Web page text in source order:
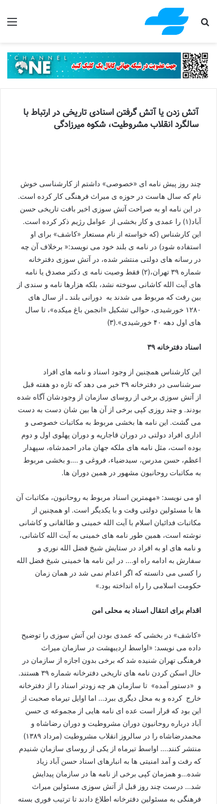
جستجو برای
آتش زدن یا آتش گرفتن اسنادی تاریخی در ارتباط با
سالگرد انقلاب مشروطیت، شکوه میرزادگی
چند روز پیش نامه ای «خصوصی» داشتم از کارشناسی خوش
نام که سال هاست در حوزه ی میراث فرهنگی کار کرده است.
در این نامه او به صراحت آتش سوزی اخیر بافت تاریخی حسن
آباد(۱) را عمدی و کار بخشی از عوامل رژیم ذکر کرده است.
این کارشناس (که خواسته از نام مستعار «کاشف» برای او
استفاده شود) در نامه ی بلند خود می نویسد:« برخلاف آن چه
در رسانه های دولتی منتشر شده، در آتش سوزی دفترخانه
شماره ۳۹ تهران،(۲) فقط وصیت نامه ی دکتر مصدق یا نامه
های آیت الله کاشانی سوخته نشد، بلکه هزارها نامه و سندی از
بین رفت که مربوط می شدند به دورانی بلند ـ از سال های
۱۲۸۰ خورشیدی، حوالی تشکیل «انجمن باغ میکده»، تا سال
های اول دهه ۴۰ خورشیدی».(۳)
اسناد دفترخانه ۳۹
این کارشناس همچنین از وجود اسناد و نامه های افراد
سرشناسی در دفترخانه ۳۹ خبر می دهد که تازه دو هفته قبل
از آتش سوزی برخی از روسای سازمان از وجودشان آگاه شده
بودند. و چند روزی کپی برخی از آن ها بین شان دست به دست
می گشت. این نامه ها بخشی مربوط به مکاتبات خصوصی و
اداری افراد دولتی در دوران قاجاریه و دوران پهلوی اول و دوم
بوده است، مثل نامه های ملکه جهان مادر احمدشاه، سپهدار
اعظم، حسن مدرس، سیدضیاء، فروغی و ….و بخشی مربوط
به مکاتبات روحانیون مشهور در همین دوران ها.
او می نویسد: «مهمترین اسناد مربوط به روحانیون، مکاتبات آن
ها با مسئولین دولتی وقت و با یکدیگر است. او همچنین از
مکاتبات فدائیان اسلام با آیت الله خمینی و طالقانی و کاشانی
نوشته است، همین طور نامه های خمینی به آیت الله کاشانی،
و نامه های او به افراد در ستایش شیخ فضل الله نوری و
سفارش به ادامه راه او…. در این نامه ها خمینی شیخ فضل الله
را کسی می دانسته که اگر اعدام نمی شد در همان زمان
حکومت اسلامی را راه انداخته بود.»
اقدام برای انتقال اسناد به محلی امن
«کاشف» در بخشی که عمدی بودن این آتش سوزی را توضیح
داده می نویسد: «اواسط اردیبهشت در سازمان میراث
فرهنگی تهران شنیده شد که برخی بدون اجازه از سازمان در
حال اسکن کردن نامه های تاریخی دفترخانه شماره ۳۹ هستند.
و «دستور آمده» تا سازمان هر چه زودتر اسناد را از دفترخانه
خارج کرده و به محل دیگری ببرد… اما اوایل تیرماه صحبت از
این بود که قرار است عده ای نامه هایی از مجموعه ی حسن
آباد درباره روحانیون دوران مشروطیت و دوران رضاشاه و
محمدرضاشاه را در سالروز انقلاب مشروطیت (مرداد ۱۳۸۹)
منتشر کنند…. اواسط تیرماه از یکی از روسای سازمان شنیدم
که رفت و آمد امنیتی ها به انبارهای اسناد حسن آباد زیاد
شده…و همزمان کپی برخی از نامه ها در سازمان پیدایش
شد… درست چند روز قبل از آتش سوزی مسئولین میراث
فرهنگی به مسئولین دفترخانه اطلاع دادند تا ترتیب فوری بسته